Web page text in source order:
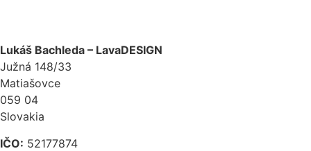
Lukáš Bachleda – LavaDESIGN
Južná 148/33
Matiašovce
059 04
Slovakia
IČO: 52177874